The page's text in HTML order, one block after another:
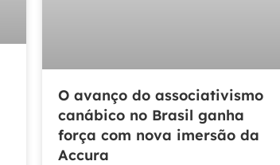
O avanço do associativismo
canábico no Brasil ganha
força com nova imersão da
Accura